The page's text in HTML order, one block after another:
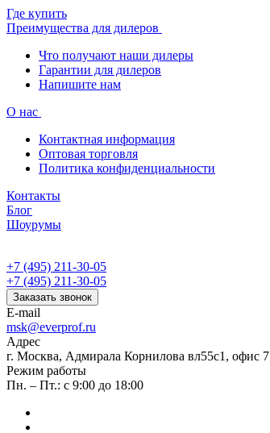
Где купить
Преимущества для дилеров
Что получают наши дилеры
Гарантии для дилеров
Напишите нам
О нас
Контактная информация
Оптовая торговля
Политика конфиденциальности
Контакты
Блог
Шоурумы
+7 (495) 211-30-05
+7 (495) 211-30-05
Заказать звонок
E-mail
msk@everprof.ru
Адрес
г. Москва, Адмирала Корнилова вл55с1, офис 7
Режим работы
Пн. – Пт.: с 9:00 до 18:00